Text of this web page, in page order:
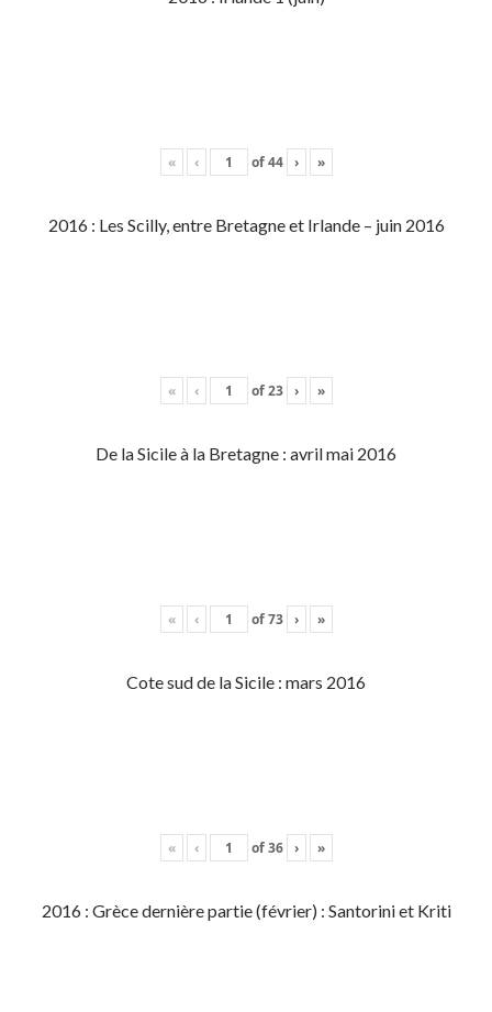
« ‹ of44 › »
2016 : Les Scilly, entre Bretagne et Irlande – juin 2016
« ‹ of23 › »
De la Sicile à la Bretagne : avril mai 2016
« ‹ of73 › »
Cote sud de la Sicile : mars 2016
« ‹ of36 › »
2016 : Grèce dernière partie (février) : Santorini et Kriti